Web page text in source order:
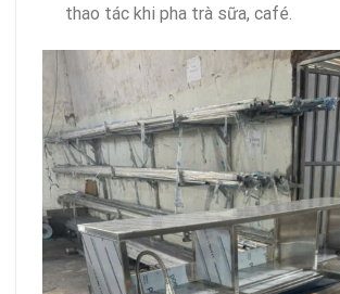
thao tác khi pha trà sữa, café.